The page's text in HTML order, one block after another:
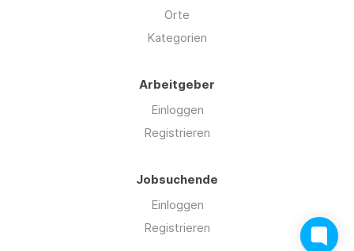
Orte
Kategorien
Arbeitgeber
Einloggen
Registrieren
Jobsuchende
Einloggen
Registrieren